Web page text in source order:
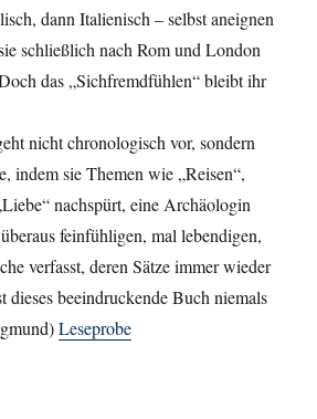
dann Italienisch – selbst aneignen
schließlich nach Rom und London
das „Sichfremdfühlen“ bleibt ihr
nicht chronologisch vor, sondern
indem sie Themen wie „Reisen“,
nachspürt, eine Archäologin
feinfühligen, mal lebendigen,
verfasst, deren Sätze immer wieder
dieses beeindruckende Buch niemals
Leseprobe